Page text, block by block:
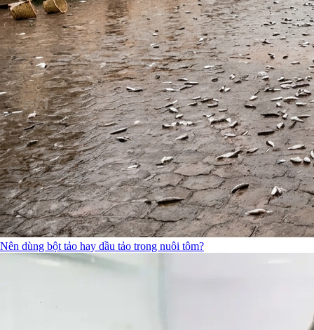
Nên dùng bột tảo hay dầu tảo trong nuôi tôm?